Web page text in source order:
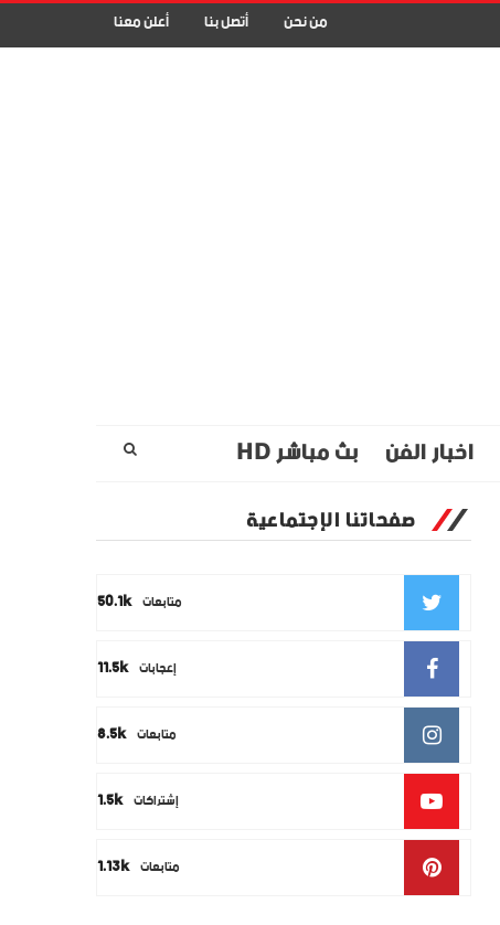
من نحن أتصل بنا أعلن معنا
اخبار الفن بث مباشر HD
صفحاتنا الإجتماعية
50.1k متابعات
11.5k إعجابات
8.5k متابعات
1.5k إشتراكات
1.13k متابعات